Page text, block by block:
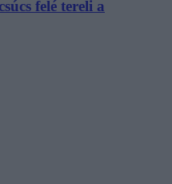
felé tereli a